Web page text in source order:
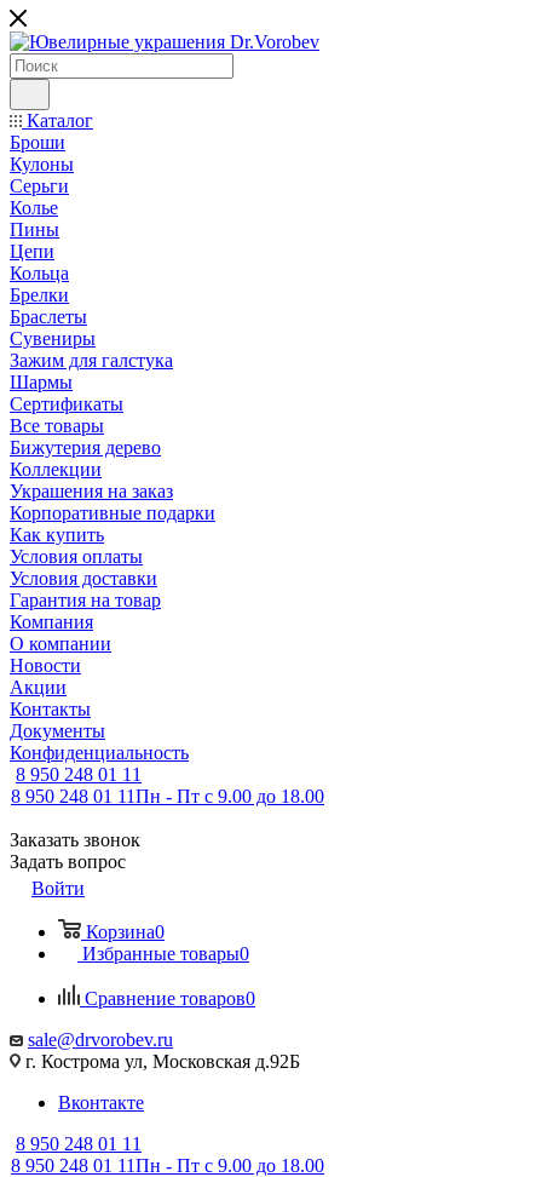
Каталог
Броши
Кулоны
Серьги
Колье
Пины
Цепи
Кольца
Брелки
Браслеты
Сувениры
Зажим для галстука
Шармы
Сертификаты
Все товары
Бижутерия дерево
Коллекции
Украшения на заказ
Корпоративные подарки
Как купить
Условия оплаты
Условия доставки
Гарантия на товар
Компания
О компании
Новости
Акции
Контакты
Документы
Конфиденциальность
8 950 248 01 11
8 950 248 01 11Пн - Пт с 9.00 до 18.00
Заказать звонок
Задать вопрос
Войти
Корзина0
Избранные товары0
Сравнение товаров0
sale@drvorobev.ru
г. Кострома ул, Московская д.92Б
Вконтакте
8 950 248 01 11
8 950 248 01 11Пн - Пт с 9.00 до 18.00